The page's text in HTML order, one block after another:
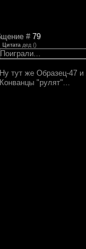
# 79
Цитата дед ()
Поиграли...
Ну тут же Образец-47
Конванцы "рулят"...